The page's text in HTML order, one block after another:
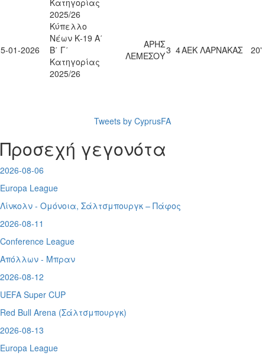
Κατηγορίας
2025/26
01-2026
Κύπελλο
Νέων Κ-19 Α΄
Β΄ Γ΄
Κατηγορίας
2025/26
ΑΡΗΣ
ΛΕΜΕΣΟΥ3 4ΑΕΚ ΛΑΡΝΑΚΑΣ 20'
Tweets by CyprusFA
Προσεχή γεγονότα
2026-08-06
Europa League
Λίνκολν - Ομόνοια, Σάλτσμπουργκ – Πάφος
2026-08-11
Conference League
Απόλλων - Μπραν
2026-08-12
UEFA Super CUP
Red Bull Arena (Σάλτσμπουργκ)
2026-08-13
Europa League